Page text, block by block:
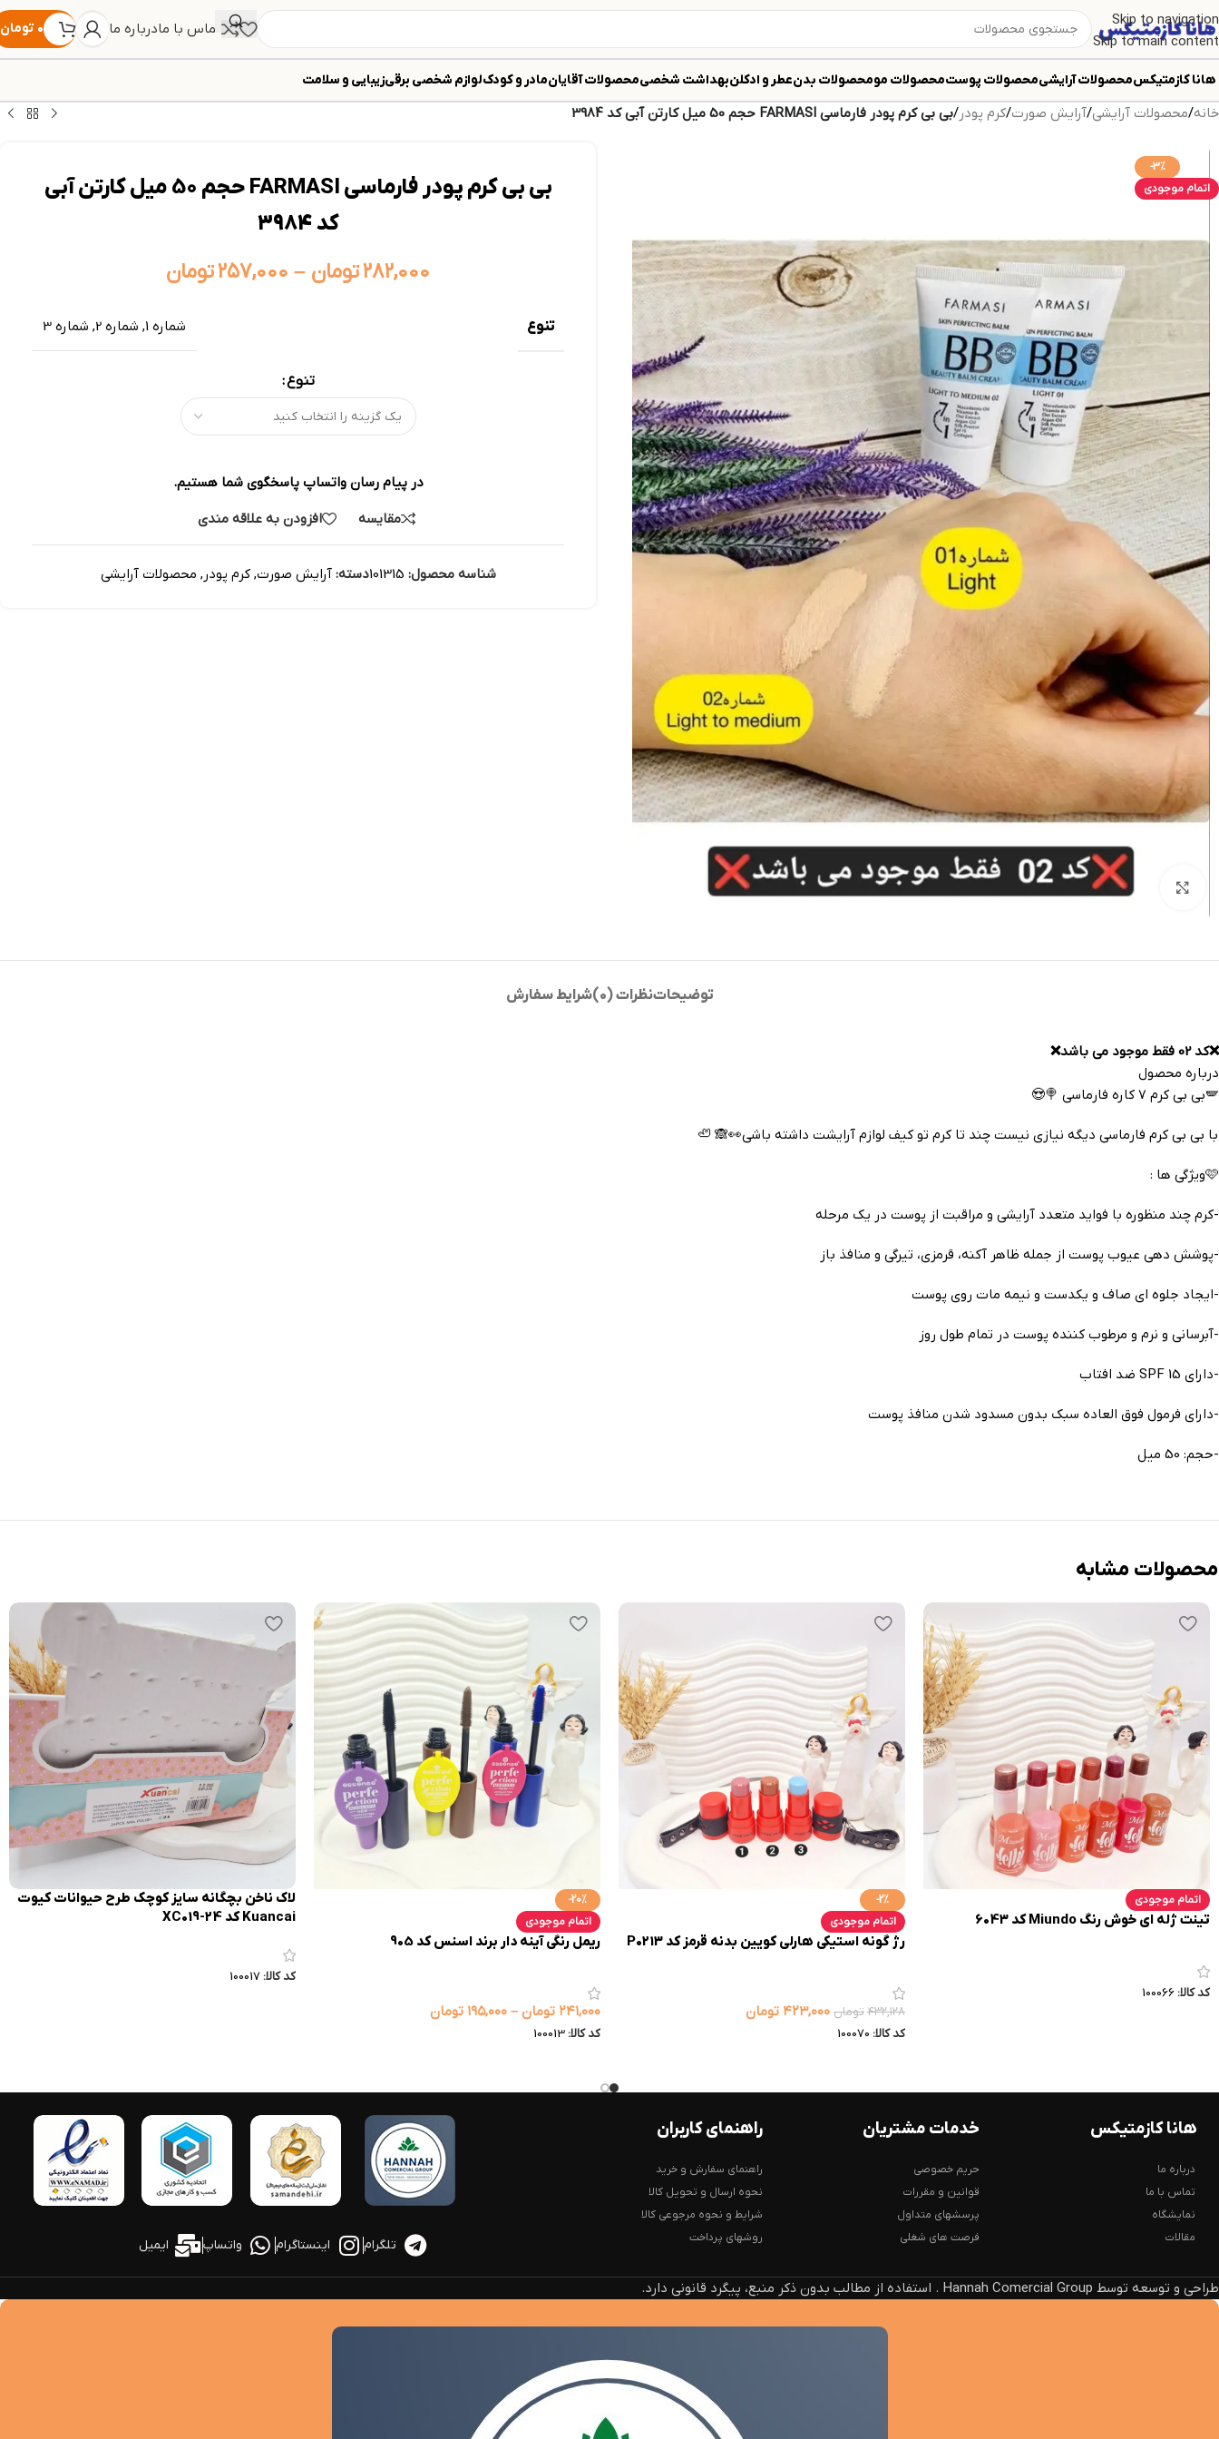
Skip to navigation
Skip to main content
تماس با مادرباره ما ۰ تومان
هانا کازمتیکسمحصولات آرایشیمحصولات پوستمحصولات مومحصولات بدنعطر و ادکلنبهداشت شخصیمحصولات آقایانمادر و کودکلوازم شخصی برقیزیبایی و سلامت
خانه/محصولات آرایشی/آرایش صورت/کرم پودر/بی بی کرم پودر فارماسی FARMASI حجم 50 میل کارتن آبی کد 3984
-3%
اتمام موجودی
بزرگنمایی تصویر
بی بی کرم پودر فارماسی FARMASI حجم 50 میل کارتن آبی
کد 3984
۲۸۲,۰۰۰تومان – ۲۵۷,۰۰۰تومان
تنوع شماره 1 , شماره 2 , شماره 3
تنوع
در پیام رسان واتساپ پاسخگوی شما هستیم.
مقایسه
افزودن به علاقه مندی
شناسه محصول: 101315دسته: آرایش صورت, کرم پودر , محصولات آرایشی
توضیحاتنظرات (0) شرایط سفارش
❌️کد 02 فقط موجود می باشد❌️
درباره محصول
🪽بی بی کرم 7 کاره فارماسی 🍭😍
با بی بی کرم فارماسی دیگه نیازی نیست چند تا کرم تو کیف لوازم آرایشت داشته باشی👀🙈 🦥
🩷ویژگی ها :
-کرم چند منظوره با فواید متعدد آرایشی و مراقبت از پوست در یک مرحله
-پوشش دهی عیوب پوست از جمله ظاهر آکنه، قرمزی، تیرگی و منافذ باز
-ایجاد جلوه ای صاف و یکدست و نیمه مات روی پوست
-آبرسانی و نرم و مرطوب کننده پوست در تمام طول روز
-دارای SPF 15 ضد افتاب
-دارای فرمول فوق العاده سبک بدون مسدود شدن منافذ پوست
-حجم: 50 میل
محصولات مشابه
اتمام موجودی
تینت ژله ای خوش رنگ Miundo کد 6043
کد کالا: 100066
-2%
اتمام موجودی
رژ گونه استیکی هارلی کویین بدنه قرمز کد P0213
۴۳۲,۱۲۸ تومان ۴۲۳,۰۰۰ تومان
کد کالا: 100070
-20%
اتمام موجودی
ریمل رنگی آینه دار برند اسنس کد 905
۲۴۱,۰۰۰ تومان – ۱۹۵,۰۰۰ تومان
کد کالا: 100013
لاک ناخن بچگانه سایز کوچک طرح حیوانات کیوت
Kuancai کد XC019-24
کد کالا: 100017
هانا کازمتیکس
درباره ما
تماس با ما
نمایشگاه
مقالات
خدمات مشتریان
حریم خصوصی
قوانین و مقررات
پرسشهای متداول
فرصت های شغلی
راهنمای کاربران
راهنمای سفارش و خرید
نحوه ارسال و تحویل کالا
شرایط و نحوه مرجوعی کالا
روشهای پرداخت
تلگرام اینستاگرام واتساپ ایمیل
طراحی و توسعه توسط Hannah Comercial Group . استفاده از مطالب بدون ذکر منبع، پیگرد قانونی دارد.